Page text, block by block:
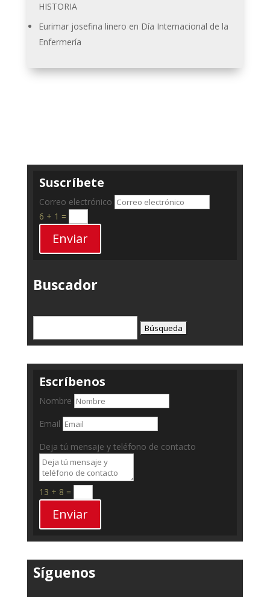
HISTORIA
Eurimar josefina linero en Día Internacional de la
Enfermería
Suscríbete
Correo electrónico
6 + 1 =
Enviar
Buscador
Escríbenos
Nombre
Email
Deja tú mensaje y teléfono de contacto
13 + 8 =
Enviar
Síguenos